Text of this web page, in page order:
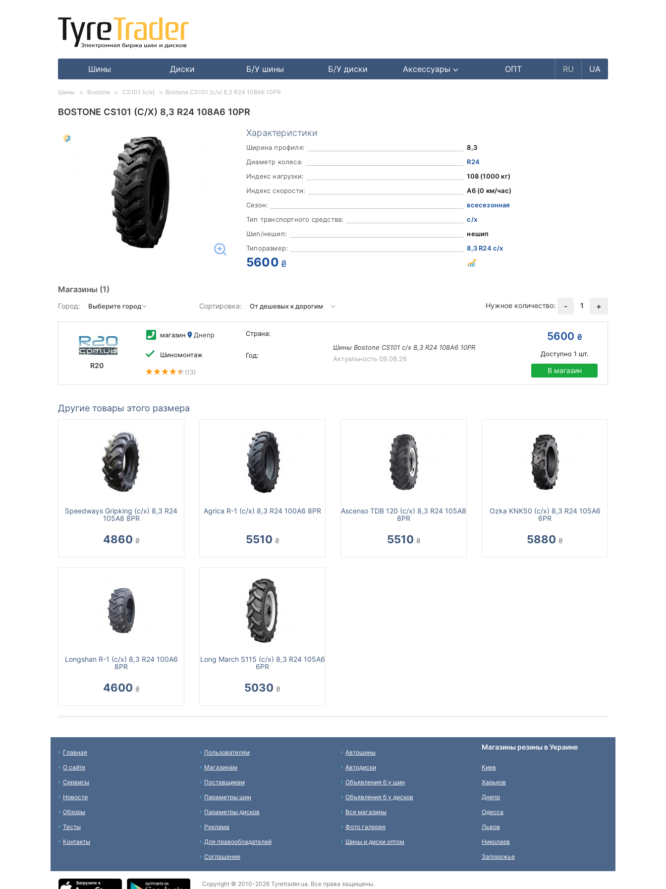
Шины Диски Б/У шины Б/У диски Аксессуары ОПТ RU UA
BOSTONE CS101 (С/Х) 8,3 R24 108A6 10PR
Характеристики
Ширина профиля:
8,3
Диаметр колеса:
R24
Индекс нагрузки:
108 (1000 кг)
Индекс скорости:
A6 (0 км/час)
Сезон:
всесезонная
Тип транспортного средства:
с/х
Шип/нешип:
нешип
Типоразмер:
8,3 R24 с/х
5600 ₴
Магазины (1)
Город: Сортировка: Нужное количество: - 1 +
R20
магазин Днепр
Шиномонтаж
(13)
Страна:
Год:
Шины Bostone CS101 с/х 8,3 R24 108A6 10PR
Актуальность 09.08.26
5600 ₴
Доступно 1 шт.
В магазин
Другие товары этого размера
Speedways Gripking (с/х) 8,3 R24
105A8 8PR
4860 ₴
Agrica R-1 (с/х) 8,3 R24 100A6 8PR
5510 ₴
Ascenso TDB 120 (с/х) 8,3 R24 105A8
8PR
5510 ₴
Ozka KNK50 (с/х) 8,3 R24 105A6
6PR
5880 ₴
Longshan R-1 (с/х) 8,3 R24 100A6
8PR
4600 ₴
Long March S115 (с/х) 8,3 R24 105A6
6PR
5030 ₴
Шины Bostone CS101 (с/х) Bostone CS101 (с/х) 8,3 R24 108A6 10PR
Главная
О сайте
Сервисы
Новости
Обзоры
Тесты
Контакты
Пользователям
Магазинам
Поставщикам
Параметры шин
Параметры дисков
Реклама
Для правообладателей
Соглашение
Автошины
Автодиски
Объявления б у шин
Объявления б у дисков
Все магазины
Фото галерея
Шины и диски оптом
Магазины резины в Украине
Киев
Харьков
Днепр
Одесса
Львов
Николаев
Запорожье
Copyright © 2010-2026 Tyretrader.ua. Все права защищены.